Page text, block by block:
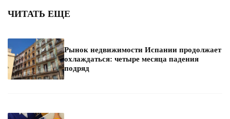
ЧИТАТЬ ЕЩЕ
Рынок недвижимости Испании продолжает
охлаждаться: четыре месяца падения
подряд